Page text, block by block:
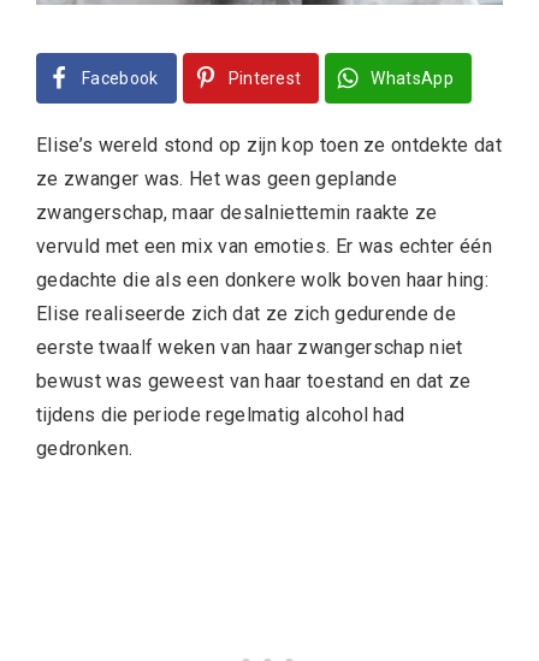
Facebook Pinterest WhatsApp
Elise’s wereld stond op zijn kop toen ze ontdekte dat
ze zwanger was. Het was geen geplande
zwangerschap, maar desalniettemin raakte ze
vervuld met een mix van emoties. Er was echter één
gedachte die als een donkere wolk boven haar hing:
Elise realiseerde zich dat ze zich gedurende de
eerste twaalf weken van haar zwangerschap niet
bewust was geweest van haar toestand en dat ze
tijdens die periode regelmatig alcohol had
gedronken.